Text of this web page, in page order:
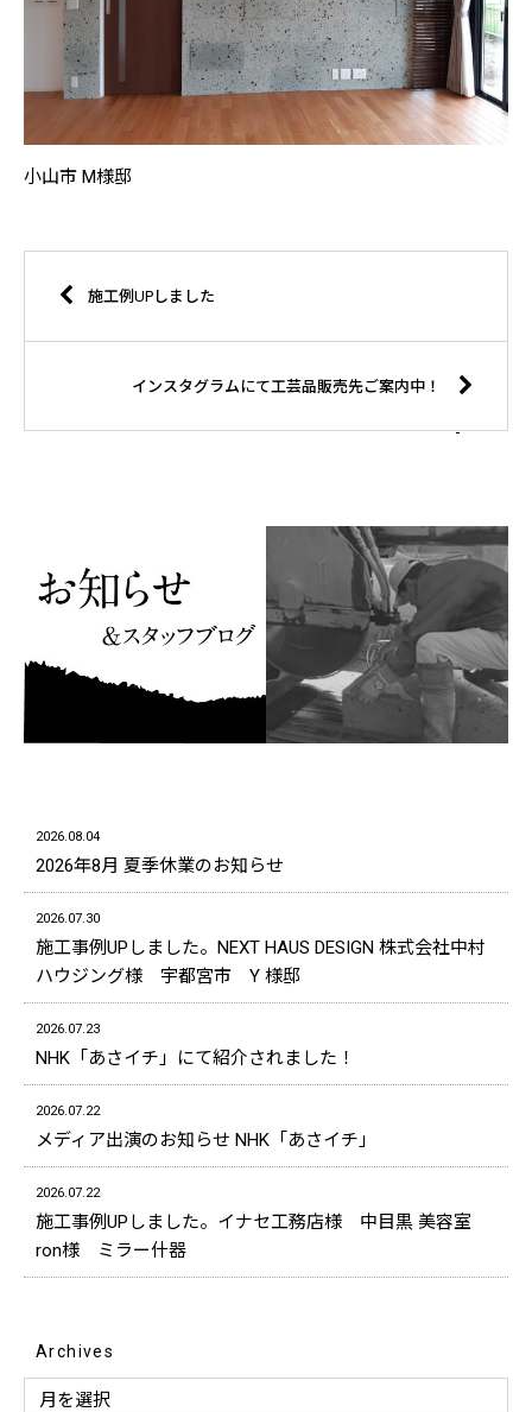
小山市 M様邸
施工例UPしました
インスタグラムにて工芸品販売先ご案内中！
2026.08.04
2026年8月 夏季休業のお知らせ
2026.07.30
施工事例UPしました。NEXT HAUS DESIGN 株式会社中村
ハウジング様 宇都宮市 Y 様邸
2026.07.23
NHK「あさイチ」にて紹介されました！
2026.07.22
メディア出演のお知らせ NHK「あさイチ」
2026.07.22
施工事例UPしました。イナセ工務店様 中目黒 美容室
ron様 ミラー什器
Archives